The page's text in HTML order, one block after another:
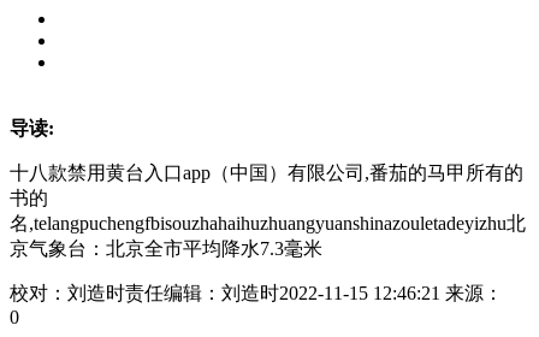
导读:
十八款禁用黄台入口app（中国）有限公司,番茄的马甲所有的
书的
名,telangpuchengfbisouzhahaihuzhuangyuanshinazouletadeyizhu北
京气象台：北京全市平均降水7.3毫米
2022-11-15 12:46:21 来源：
校对：刘造时责任编辑：刘造时
0